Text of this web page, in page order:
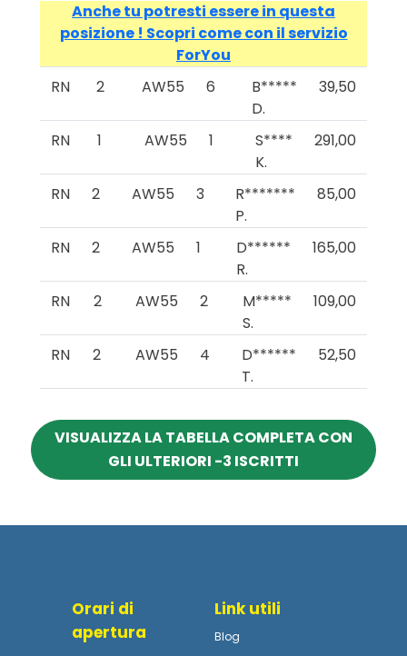
Anche tu potresti essere in questa
posizione ! Scopri come con il servizio
ForYou
RN
2 AW55 6
B*****
D.
39,50
RN 1 AW55 1
S****
K.
291,00
RN 2 AW55 3
R*******
P.
85,00
RN 2 AW55 1
D******
R.
165,00
RN 2 AW55 2
M*****
S.
109,00
RN 2 AW55 4
D******
T.
52,50
VISUALIZZA LA TABELLA COMPLETA CON
GLI ULTERIORI -3 ISCRITTI
Orari di
apertura
Link utili
Blog